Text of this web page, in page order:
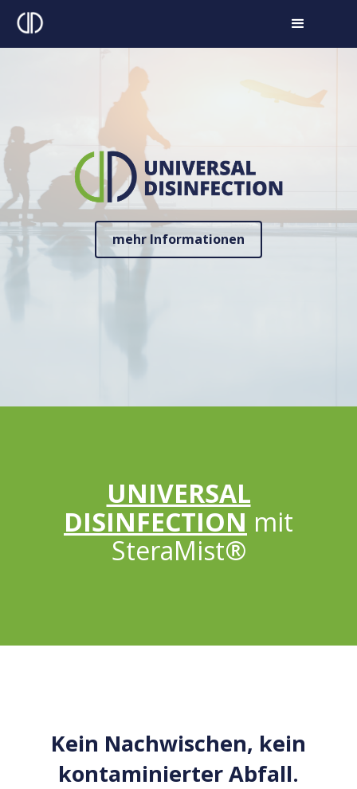
mehr Informationen
UNIVERSAL
DISINFECTION mit
SteraMist®
Kein Nachwischen, kein
kontaminierter Abfall.